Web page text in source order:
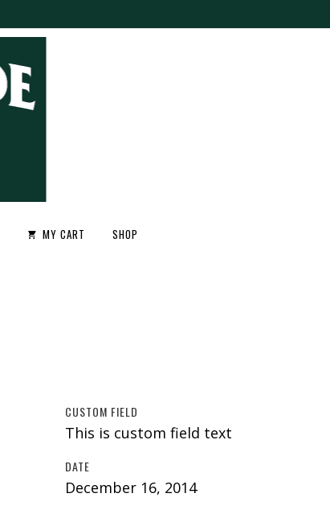
MY CART SHOP
CUSTOM FIELD
This is custom field text
DATE
December 16, 2014